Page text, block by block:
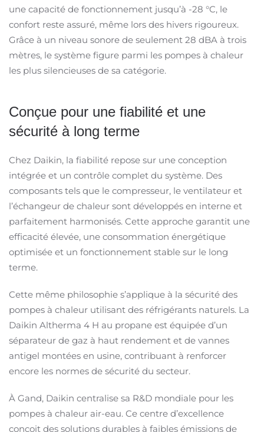
une capacité de fonctionnement jusqu’à -28 °C, le
confort reste assuré, même lors des hivers rigoureux.
Grâce à un niveau sonore de seulement 28 dBA à trois
mètres, le système figure parmi les pompes à chaleur
les plus silencieuses de sa catégorie.
Conçue pour une fiabilité et une
sécurité à long terme
Chez Daikin, la fiabilité repose sur une conception
intégrée et un contrôle complet du système. Des
composants tels que le compresseur, le ventilateur et
l’échangeur de chaleur sont développés en interne et
parfaitement harmonisés. Cette approche garantit une
efficacité élevée, une consommation énergétique
optimisée et un fonctionnement stable sur le long
terme.
Cette même philosophie s’applique à la sécurité des
pompes à chaleur utilisant des réfrigérants naturels. La
Daikin Altherma 4 H au propane est équipée d’un
séparateur de gaz à haut rendement et de vannes
antigel montées en usine, contribuant à renforcer
encore les normes de sécurité du secteur.
À Gand, Daikin centralise sa R&D mondiale pour les
pompes à chaleur air-eau. Ce centre d’excellence
conçoit des solutions durables à faibles émissions de